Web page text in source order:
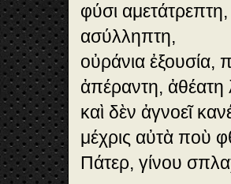
φύσι
ασύλληπτη,
οὐράνια ἐξουσία,
ἀπέραντη,
καὶ δὲν ἀγνοεῖ
μέχρις αὐτὰ ποὺ
Πάτερ, γίνου